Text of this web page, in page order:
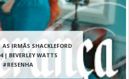
AS IRMÃS SHACKLEFORD
| BEVERLEY WATTS
#RESENHA